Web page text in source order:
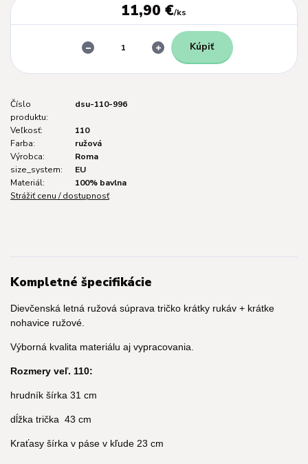
11,90 €/ks
Kúpiť
Číslo
produktu:
dsu-110-996
Veľkosť:
110
Farba:
ružová
Výrobca:
Roma
size_system:
EU
Materiál:
100% bavlna
Strážiť cenu / dostupnosť
Kompletné špecifikácie
Dievčenská letná ružová súprava tričko krátky rukáv + krátke
nohavice ružové.
Výborná kvalita materiálu aj vypracovania.
Rozmery veľ. 110:
hrudník šírka 31 cm
dĺžka trička 43 cm
Kraťasy šírka v páse v kľude 23 cm